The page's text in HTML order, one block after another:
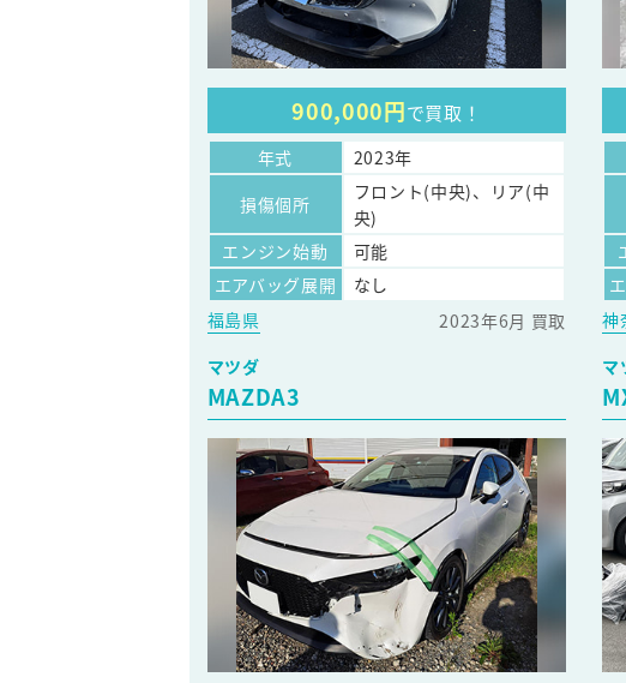
900,000円で買取！
年式
2023年
損傷個所
フロント(中央)、リア(中
央)
エンジン始動
可能
エアバッグ展開
なし
福島県
2023年6月 買取
神
マツダ
MAZDA3
マ